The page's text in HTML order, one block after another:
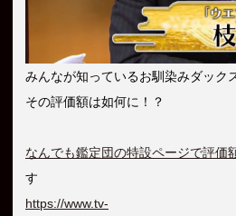
みんなが知っているお馴染みダックス
その評価額は如何に！？
なんでも鑑定団の特設ページで評価
す
https://www.tv-